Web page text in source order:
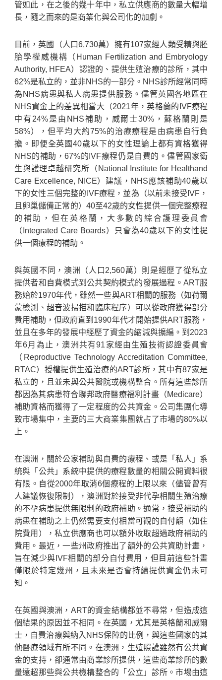
管如此，在之後的幾十年中，私立供應商的數量大幅增
長，隨之而來的是商業化與公司化的加劇。
目前，英國（人口6,730萬）擁有107家經人類受精與胚
胎學權威機構（Human Fertilization and Embryology
Authority, HFEA）認證的、提供生殖治療的診所，其中
62%是私立的，並非NHS的一部分。NHS診所經常同時
為NHS病患與私人病患提供服務。儘管英國各地區在
NHS資金上的差異相當大（2021年，英格蘭的IVF療程
中有24%是由NHS補助，威爾士30%，蘇格蘭則是
58%），但平均大約75%的治療療程是由病患自行負
擔。即便全英國40歲以下的女性理論上都有資格獲得
NHS的補助，67%的IVF療程仍是自費的。儘管國家衛
生與護理卓越研究所（National Institute for Healthand
Care Excellence, NICE）建議，NHS應該補助40歲以
下的女性三個完整的IVF療程，並為（以前未接受IVF，
且卵巢儲備正常的）40至42歲的女性提供一個完整療程
的補助，但在英格蘭，大多數的綜合護理委員會
（Integrated Care Boards）只會為40歲以下的女性提
供一個療程的補助。
與英國不同，澳洲（人口2,560萬）則是經歷了從私立
提供者和自費模式到公共契約模式的發展過程。ART服
務始於1970年代，雖然一些與ART相關的服務（如荷爾
蒙檢測、超音波掃描和臨床程序）可以從政府獲得部分
費用補助，但政府直到1990年代才開始提供ART服務，
並且在多年的發展中經歷了資金的縮減與擴編。到2023
年6月為止，澳洲共有91家經由生殖技術認證委員會
（Reproductive Technology Accreditation Committee,
RTAC）授權提供生殖治療的ART診所，其中有87家是
私立的，且並未與公共醫院或機構整合。所有這些診所
都因為其病患符合聯邦政府醫療福利計畫（Medicare）
補助資格而獲得了一定程度的公共資金。公司集團化導
致市場集中，主要的三大商業集團就占了市場的80%以
上。
在澳洲，關於公家補助與自費的療程、或是「私人」系
統與「公共」系統中提供的療程數量的相關公開資料很
有限。自從2000年取消6個療程的上限以來（儘管曾有
人建議恢復限制），澳洲對於接受非代孕相關生殖治療
的不孕病患提供無限制的政府補助。通常，接受補助的
病患在補助之上仍然需要支付相當可觀的自付額（如住
院費用），私立供應商也可以額外收取超過政府補助的
費用。最近，一些州政府推出了額外的公共資助計畫，
旨在減少與IVF相關的部分自付費用，但目前這些計畫
僅限於特定幾州，且未來是否會持續提供資金仍未可
知。
在英國與澳洲，ART的資金結構都並不尋常，但造成這
個結果的原因並不相同。在英國，尤其是英格蘭和威爾
士，自費治療與納入NHS保障的比例，與這些國家的其
他醫療領域有所不同。在澳洲，生殖照護雖然有公共資
金的支持，卻通常由商業診所提供，這些商業診所的數
量遠超那些與公共機構整合的「公立」診所。市場由這